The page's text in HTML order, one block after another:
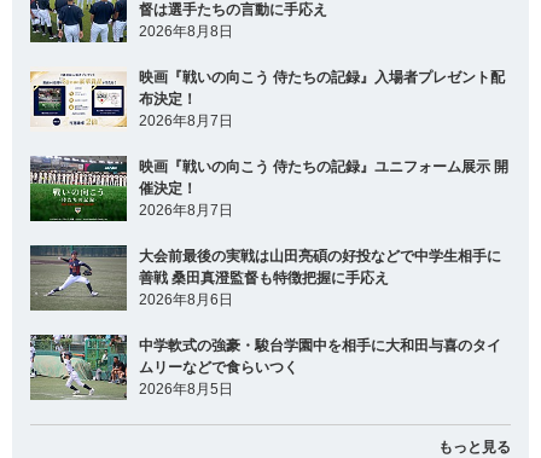
督は選手たちの言動に手応え
2026年8月8日
映画『戦いの向こう 侍たちの記録』入場者プレゼント配
布決定！
2026年8月7日
映画『戦いの向こう 侍たちの記録』ユニフォーム展示 開
催決定！
2026年8月7日
大会前最後の実戦は山田亮碩の好投などで中学生相手に
善戦 桑田真澄監督も特徴把握に手応え
2026年8月6日
中学軟式の強豪・駿台学園中を相手に大和田与喜のタイ
ムリーなどで食らいつく
2026年8月5日
もっと見る